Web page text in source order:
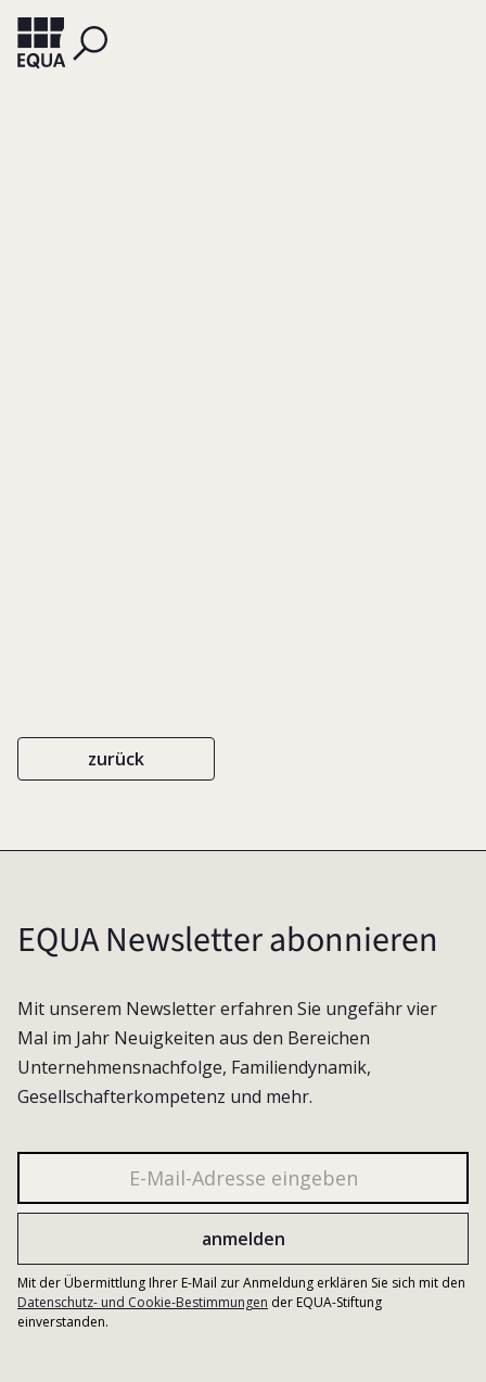
zurück
EQUA Newsletter abonnieren
Mit unserem Newsletter erfahren Sie ungefähr vier
Mal im Jahr Neuigkeiten aus den Bereichen
Unternehmensnachfolge, Familiendynamik,
Gesellschafterkompetenz und mehr.
Mit der Übermittlung Ihrer E-Mail zur Anmeldung erklären Sie sich mit den
Datenschutz- und Cookie-Bestimmungen der EQUA-Stiftung
einverstanden.